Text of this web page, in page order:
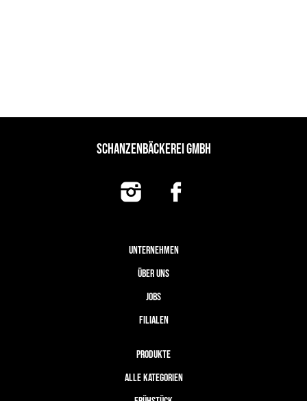
SCHANZENBÄCKEREI GMBH
UNTERNEHMEN
ÜBER UNS
JOBS
FILIALEN
PRODUKTE
ALLE KATEGORIEN